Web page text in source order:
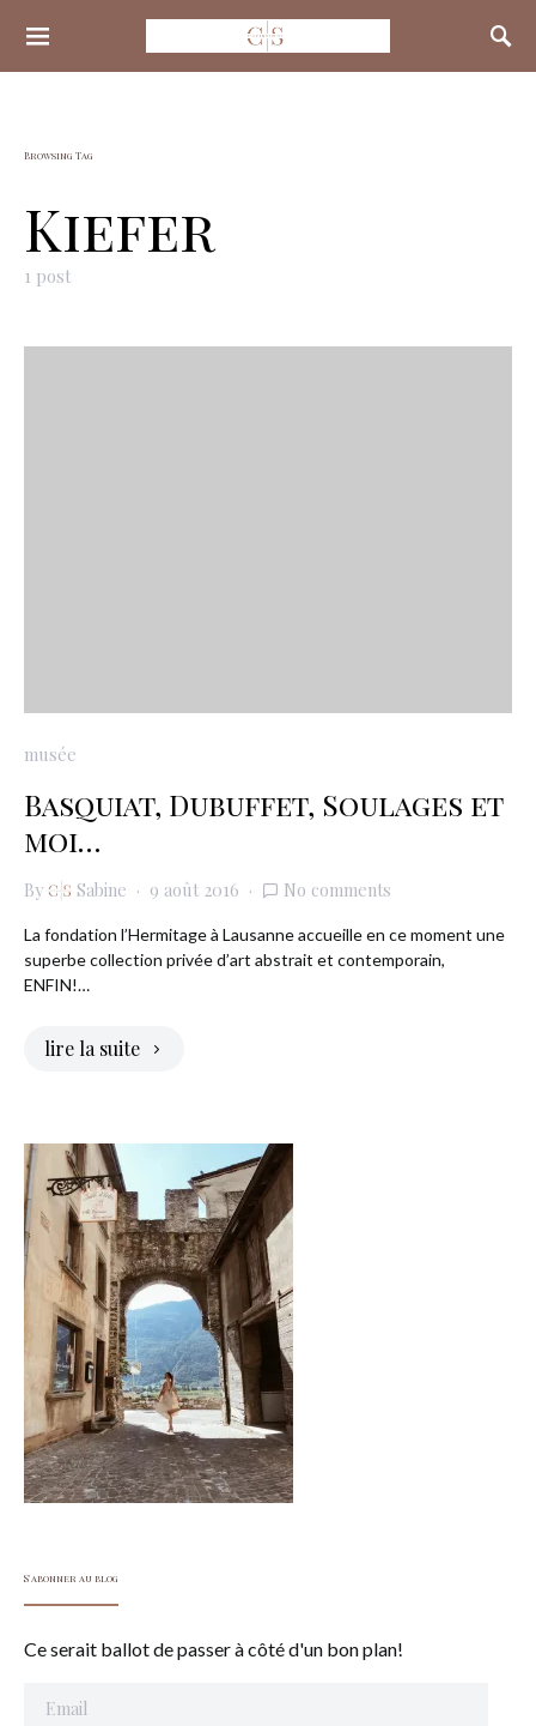
Search for:
Browsing Tag
Kiefer
1 post
musée
Basquiat, Dubuffet, Soulages et
moi…
By Sabine 9 août 2016 No comments
La fondation l’Hermitage à Lausanne accueille en ce moment une
superbe collection privée d’art abstrait et contemporain,
ENFIN!…
lire la suite
S'abonner au blog
Ce serait ballot de passer à côté d'un bon plan!